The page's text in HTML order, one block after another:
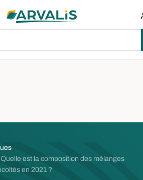
est la composition des mélanges
en 2021 ?